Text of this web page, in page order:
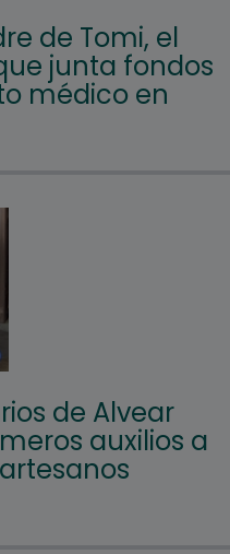
de Tomi, el
junta fondos
médico en
de Alvear
auxilios a